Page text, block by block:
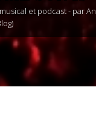
et podcast - par